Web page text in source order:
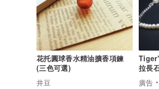
花托圓球香水精油擴香項鍊
(三色可選)
井豆
拉長
廣告